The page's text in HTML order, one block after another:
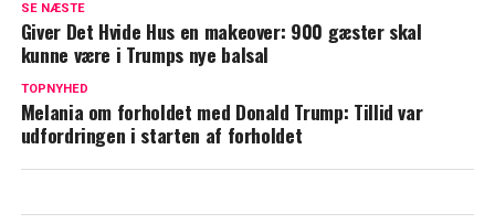
Melania er separeret
JD Vance i ny skandale: Fik hæren til at
SE NÆSTE
Giver Det Hvide Hus en makeover: 900 gæster skal
kunne være i Trumps nye balsal
TOPNYHED
Melania om forholdet med Donald Trump: Tillid var
udfordringen i starten af forholdet